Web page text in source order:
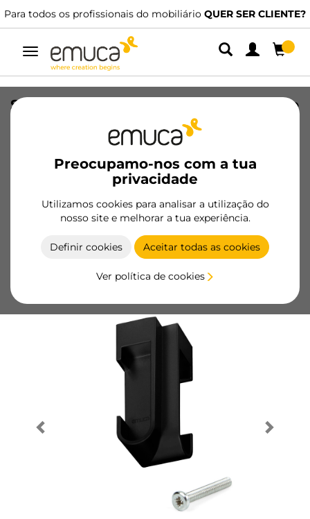
Para todos os profissionais do mobiliário QUER SER CLIENTE?
Alternar
navegação
Preocupamo-nos com a tua
privacidade
Utilizamos cookies para analisar a utilização do
nosso site e melhorar a tua experiência.
Definir cookies Aceitar todas as cookies
Ver política de cookies
Suporte angular para varão de roupeiro
Silk 2, Pintado preto, Plástico
Produtos essenciais
Tornar-se cliente